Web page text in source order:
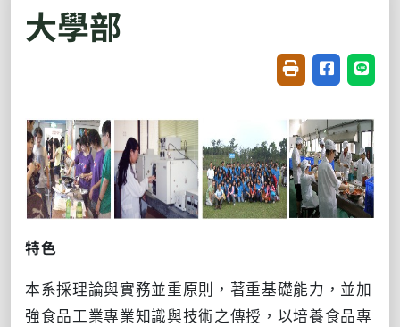
大學部
友善列印(開新視
分享至臉書
分享
特色
本系採理論與實務並重原則，著重基礎能力，並加
強食品工業專業知識與技術之傳授，以培養食品專